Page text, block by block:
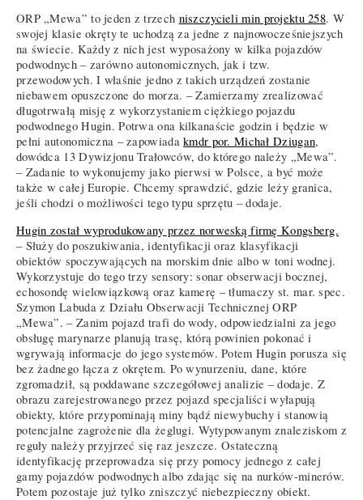
ORP „Mewa” to jeden z trzech niszczycieli min projektu 258. W
swojej klasie okręty te uchodzą za jedne z najnowocześniejszych
na świecie. Każdy z nich jest wyposażony w kilka pojazdów
podwodnych – zarówno autonomicznych, jak i tzw.
przewodowych. I właśnie jedno z takich urządzeń zostanie
niebawem opuszczone do morza. – Zamierzamy zrealizować
długotrwałą misję z wykorzystaniem ciężkiego pojazdu
podwodnego Hugin. Potrwa ona kilkanaście godzin i będzie w
pełni autonomiczna – zapowiadakmdr por. Michał Dziugan,
dowódca 13 Dywizjonu Trałowców, do którego należy „Mewa”.
– Zadanie to wykonujemy jako pierwsi w Polsce, a być może
także w całej Europie. Chcemy sprawdzić, gdzie leży granica,
jeśli chodzi o możliwości tego typu sprzętu – dodaje.
Hugin został wyprodukowany przez norweską firmę Kongsberg.
– Służy do poszukiwania, identyfikacji oraz klasyfikacji
obiektów spoczywających na morskim dnie albo w toni wodnej.
Wykorzystuje do tego trzy sensory: sonar obserwacji bocznej,
echosondę wielowiązkową oraz kamerę – tłumaczy st. mar. spec.
Szymon Labuda z Działu Obserwacji Technicznej ORP
„Mewa”. – Zanim pojazd trafi do wody, odpowiedzialni za jego
obsługę marynarze planują trasę, którą powinien pokonać i
wgrywają informacje do jego systemów. Potem Hugin porusza się
bez żadnego łącza z okrętem. Po wynurzeniu, dane, które
zgromadził, są poddawane szczegółowej analizie – dodaje. Z
obrazu zarejestrowanego przez pojazd specjaliści wyłapują
obiekty, które przypominają miny bądź niewybuchy i stanowią
potencjalne zagrożenie dla żeglugi. Wytypowanym znaleziskom z
reguły należy przyjrzeć się raz jeszcze. Ostateczną
identyfikację przeprowadza się przy pomocy jednego z całej
gamy pojazdów podwodnych albo zdając się na nurków-minerów.
Potem pozostaje już tylko zniszczyć niebezpieczny obiekt.